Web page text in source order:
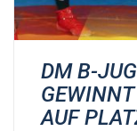
DM B-
AUF